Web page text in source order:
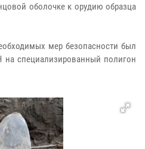
оболочке к орудию образца
мер безопасности был
специализированный полигон